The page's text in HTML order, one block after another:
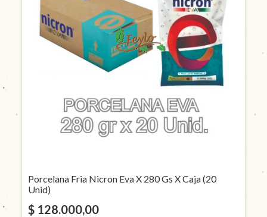
Porcelana Fria Nicron Eva X 280 Gs X Caja (20
Unid)
$ 128.000,00